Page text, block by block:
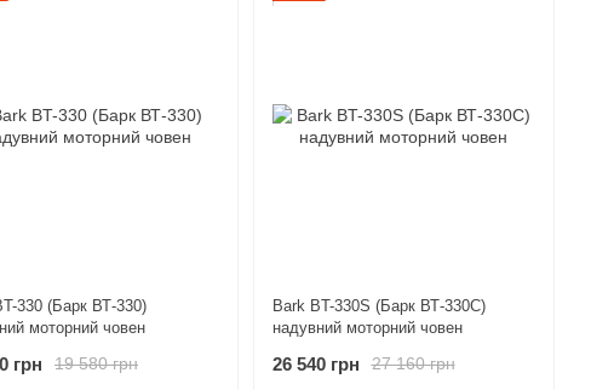
330 (Барк ВТ-330)
моторний човен
19 580 грн
грн
Bark BT-330S (Барк ВТ-330С)
надувний моторний човен
27 160 грн
26 540 грн